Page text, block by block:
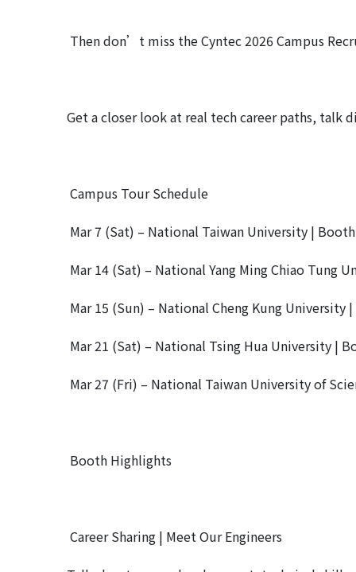
Then don’t miss the Cyntec 2026 Campus
Get a closer look at real tech career paths,
Campus Tour Schedule
Mar 7 (Sat) – National Taiwan University |
Mar 14 (Sat) – National Yang Ming Chiao Tung
Mar 15 (Sun) – National Cheng Kung University
Mar 21 (Sat) – National Tsing Hua University |
Mar 27 (Fri) – National Taiwan University of
Booth Highlights
Career Sharing | Meet Our Engineers